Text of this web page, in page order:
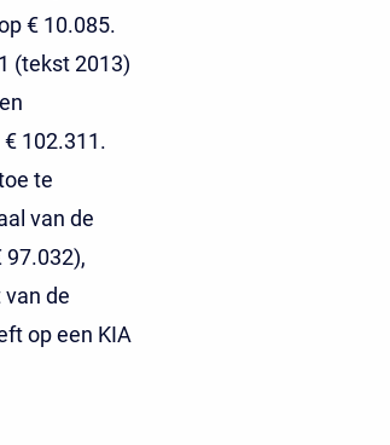
€ 10.085.
(tekst 2013)
102.311.
te
van de
de
op een KIA